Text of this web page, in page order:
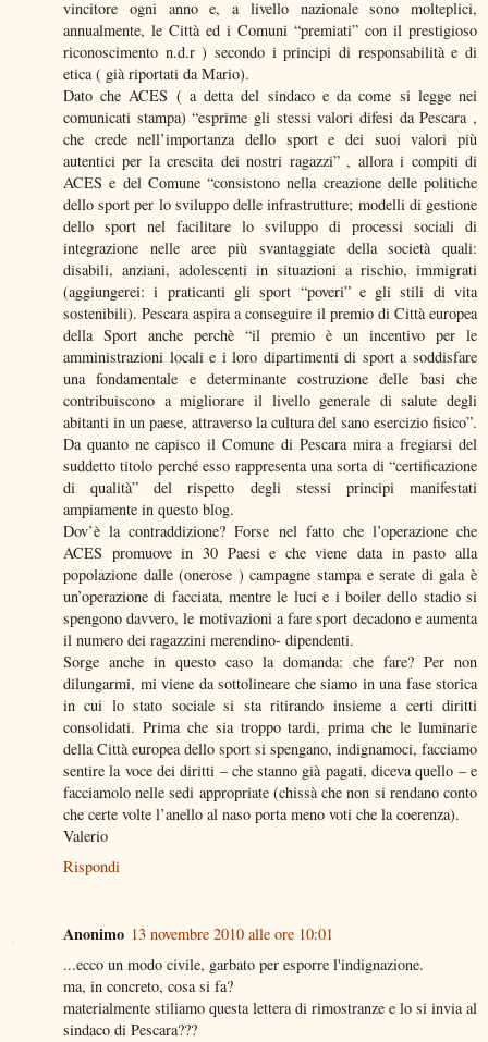
vincitore ogni anno e, a livello nazionale sono molteplici,
annualmente, le Città ed i Comuni “premiati” con il prestigioso
riconoscimento n.d.r ) secondo i principi di responsabilità e di
etica ( già riportati da Mario).
Dato che ACES ( a detta del sindaco e da come si legge nei
comunicati stampa) “esprime gli stessi valori difesi da Pescara ,
che crede nell’importanza dello sport e dei suoi valori più
autentici per la crescita dei nostri ragazzi” , allora i compiti di
ACES e del Comune “consistono nella creazione delle politiche
dello sport per lo sviluppo delle infrastrutture; modelli di gestione
dello sport nel facilitare lo sviluppo di processi sociali di
integrazione nelle aree più svantaggiate della società quali:
disabili, anziani, adolescenti in situazioni a rischio, immigrati
(aggiungerei: i praticanti gli sport “poveri” e gli stili di vita
sostenibili). Pescara aspira a conseguire il premio di Città europea
della Sport anche perchè “il premio è un incentivo per le
amministrazioni locali e i loro dipartimenti di sport a soddisfare
una fondamentale e determinante costruzione delle basi che
contribuiscono a migliorare il livello generale di salute degli
abitanti in un paese, attraverso la cultura del sano esercizio fisico”.
Da quanto ne capisco il Comune di Pescara mira a fregiarsi del
suddetto titolo perché esso rappresenta una sorta di “certificazione
di qualità” del rispetto degli stessi principi manifestati
ampiamente in questo blog.
Dov’è la contraddizione? Forse nel fatto che l’operazione che
ACES promuove in 30 Paesi e che viene data in pasto alla
popolazione dalle (onerose ) campagne stampa e serate di gala è
un’operazione di facciata, mentre le luci e i boiler dello stadio si
spengono davvero, le motivazioni a fare sport decadono e aumenta
il numero dei ragazzini merendino- dipendenti.
Sorge anche in questo caso la domanda: che fare? Per non
dilungarmi, mi viene da sottolineare che siamo in una fase storica
in cui lo stato sociale si sta ritirando insieme a certi diritti
consolidati. Prima che sia troppo tardi, prima che le luminarie
della Città europea dello sport si spengano, indignamoci, facciamo
sentire la voce dei diritti – che stanno già pagati, diceva quello – e
facciamolo nelle sedi appropriate (chissà che non si rendano conto
che certe volte l’anello al naso porta meno voti che la coerenza).
Valerio
Rispondi
Anonimo 13 novembre 2010 alle ore 10:01
...ecco un modo civile, garbato per esporre l'indignazione.
ma, in concreto, cosa si fa?
materialmente stiliamo questa lettera di rimostranze e lo si invia al
sindaco di Pescara???